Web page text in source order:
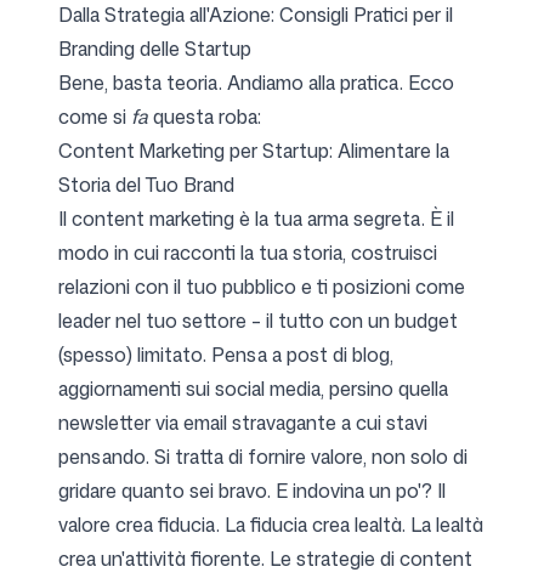
Dalla Strategia all'Azione: Consigli Pratici per il
Branding delle Startup
Bene, basta teoria. Andiamo alla pratica. Ecco
come si faquesta roba:
Content Marketing per Startup: Alimentare la
Storia del Tuo Brand
Il content marketing è la tua arma segreta. È il
modo in cui racconti la tua storia, costruisci
relazioni con il tuo pubblico e ti posizioni come
leader nel tuo settore – il tutto con un budget
(spesso) limitato. Pensa a post di blog,
aggiornamenti sui social media, persino quella
newsletter via email stravagante a cui stavi
pensando. Si tratta di fornire valore, non solo di
gridare quanto sei bravo. E indovina un po'? Il
valore crea fiducia. La fiducia crea lealtà. La lealtà
crea un'attività fiorente. Le strategie di content